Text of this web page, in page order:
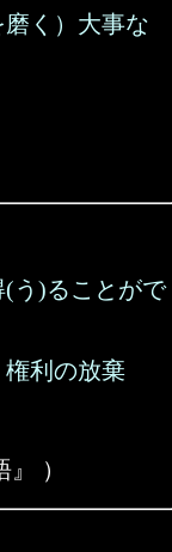
く）大事な
う)ることがで
権利の放棄
）